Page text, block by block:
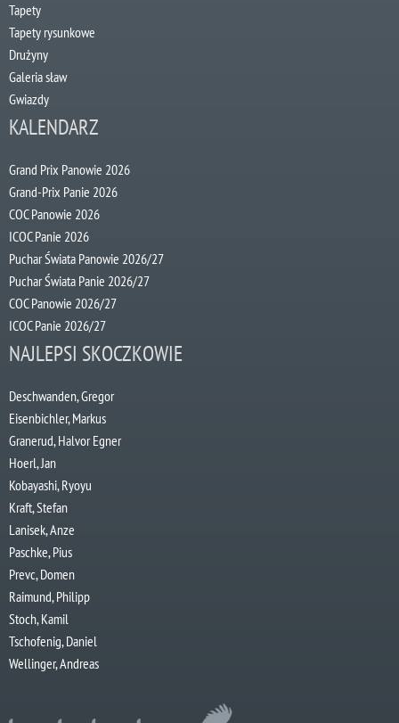
Tapety
Tapety rysunkowe
Drużyny
Galeria sław
Gwiazdy
KALENDARZ
Grand Prix Panowie 2026
Grand-Prix Panie 2026
COC Panowie 2026
ICOC Panie 2026
Puchar Świata Panowie 2026/27
Puchar Świata Panie 2026/27
COC Panowie 2026/27
ICOC Panie 2026/27
NAJLEPSI SKOCZKOWIE
Deschwanden, Gregor
Eisenbichler, Markus
Granerud, Halvor Egner
Hoerl, Jan
Kobayashi, Ryoyu
Kraft, Stefan
Lanisek, Anze
Paschke, Pius
Prevc, Domen
Raimund, Philipp
Stoch, Kamil
Tschofenig, Daniel
Wellinger, Andreas